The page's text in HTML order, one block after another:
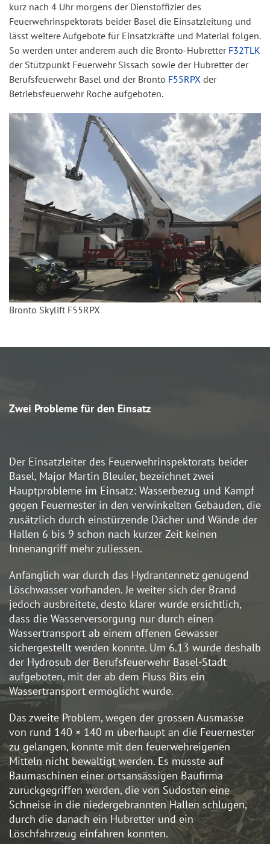
kurz nach 4 Uhr morgens der Dienstoffizier des
Feuerwehrinspektorats beider Basel die Einsatzleitung und
lässt weitere Aufgebote für Einsatzkräfte und Material folgen.
So werden unter anderem auch die Bronto-Hubretter F32TLK
der Stützpunkt Feuerwehr Sissach sowie der Hubretter der
Berufsfeuerwehr Basel und der Bronto F55RPX der
Betriebsfeuerwehr Roche aufgeboten.
Bronto Skylift F55RPX
Zwei Probleme für den Einsatz
Der Einsatzleiter des Feuerwehrinspektorats beider
Basel, Major Martin Bleuler, bezeichnet zwei
Hauptprobleme im Einsatz: Wasserbezug und Kampf
gegen Feuernester in den verwinkelten Gebäuden, die
zusätzlich durch einstürzende Dächer und Wände der
Hallen 6 bis 9 schon nach kurzer Zeit keinen
Innenangriff mehr zuliessen.
Anfänglich war durch das Hydrantennetz genügend
Löschwasser vorhanden. Je weiter sich der Brand
jedoch ausbreitete, desto klarer wurde ersichtlich,
dass die Wasserversorgung nur durch einen
Wassertransport ab einem offenen Gewässer
sichergestellt werden konnte. Um 6.13 wurde deshalb
der Hydrosub der Berufsfeuerwehr Basel-Stadt
aufgeboten, mit der ab dem Fluss Birs ein
Wassertransport ermöglicht wurde.
Das zweite Problem, wegen der grossen Ausmasse
von rund 140 × 140 m überhaupt an die Feuernester
zu gelangen, konnte mit den feuerwehreigenen
Mitteln nicht bewältigt werden. Es musste auf
Baumaschinen einer ortsansässigen Baufirma
zurückgegriffen werden, die von Südosten eine
Schneise in die niedergebrannten Hallen schlugen,
durch die danach ein Hubretter und ein
Löschfahrzeug einfahren konnten.